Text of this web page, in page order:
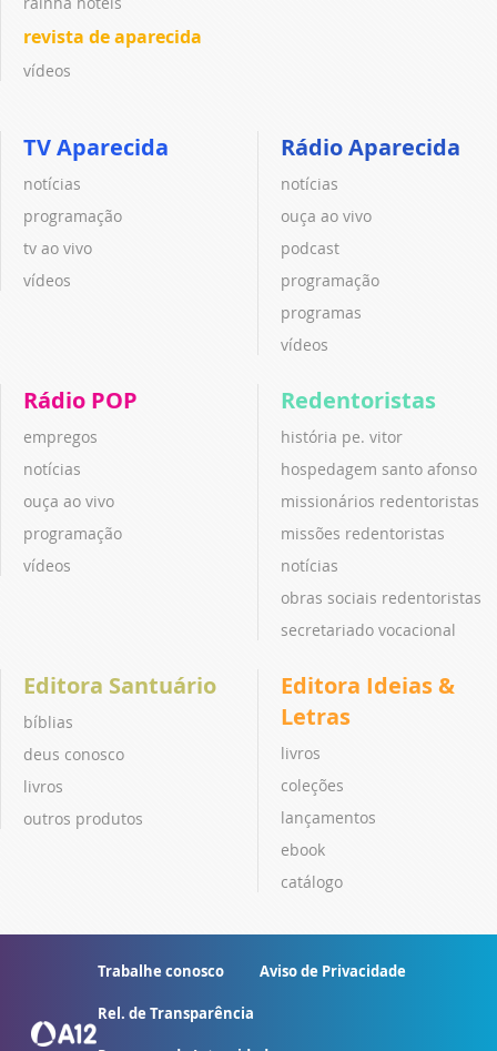
revista de aparecida
vídeos
TV Aparecida
notícias
programação
tv ao vivo
vídeos
Rádio Aparecida
notícias
ouça ao vivo
podcast
programação
programas
vídeos
Rádio POP
empregos
notícias
ouça ao vivo
programação
vídeos
Redentoristas
história pe. vitor
hospedagem santo afonso
missionários redentoristas
missões redentoristas
notícias
obras sociais redentoristas
secretariado vocacional
Editora Santuário
bíblias
deus conosco
livros
outros produtos
Editora Ideias &
Letras
livros
coleções
lançamentos
ebook
catálogo
Trabalhe conosco Aviso de Privacidade
Rel. de Transparência